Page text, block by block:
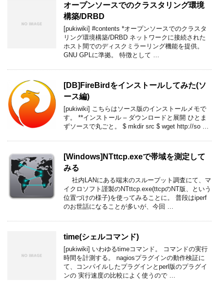
オープンソースでのクラスタリング環境
構築/DRBD
[pukiwiki] #contents *オープンソースでのクラスタ
リング環境構築/DRBD ネットワークに接続された
ホスト間でのディスクミラーリング機能を提供。
GNU GPLに準拠。 特徴として …
[DB]FireBirdをインストールしてみた(ソ
ース編)
[pukiwiki] こちらはソース版のインストールメモで
す。 **インストール – ダウンロードと展開 ひとま
ずソースで丸ごと。 $ mkdir src $ wget http://so …
[Windows]NTttcp.exeで帯域を測定して
みる
社内LANにある端末のスループット調査にて、マ
イクロソフト謹製のNTttcp.exe(ttcpのNT版、という
位置づけの様子)を使ってみることに。 普段はiperf
のお世話になることが多いが、今回 …
time(シェルコマンド)
[pukiwiki] いわゆるtimeコマンド。 コマンドの実行
時間を計測する。 nagiosプラグインの動作検証に
て、コンパイルしたプラグインとperl版のプラグイ
ンの 実行速度の比較によく使うので …